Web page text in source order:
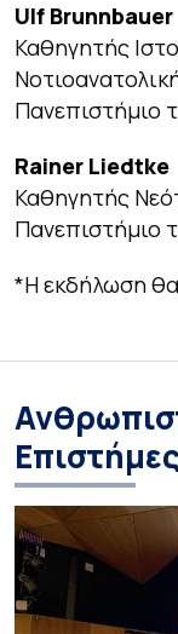
Ulf Brunnbauer
Καθηγητής
Πανεπιστήμιο
Rainer Liedtke
Καθηγητής
Πανεπιστήμιο
*H εκδήλωση θα